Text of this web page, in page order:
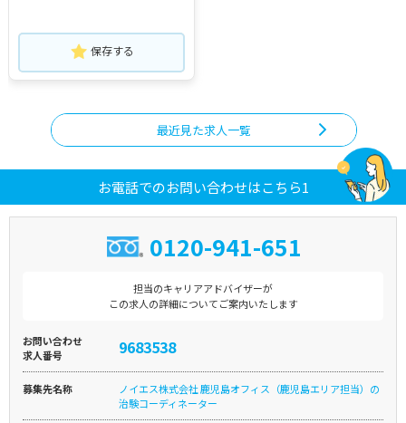
保存する
最近見た求人一覧
お電話でのお問い合わせはこちら1
0120-941-651
担当のキャリアアドバイザーが
この求人の詳細についてご案内いたします
お問い合わせ
求人番号
9683538
募集先名称
ノイエス株式会社 鹿児島オフィス（鹿児島エリア担当）の
治験コーディネーター